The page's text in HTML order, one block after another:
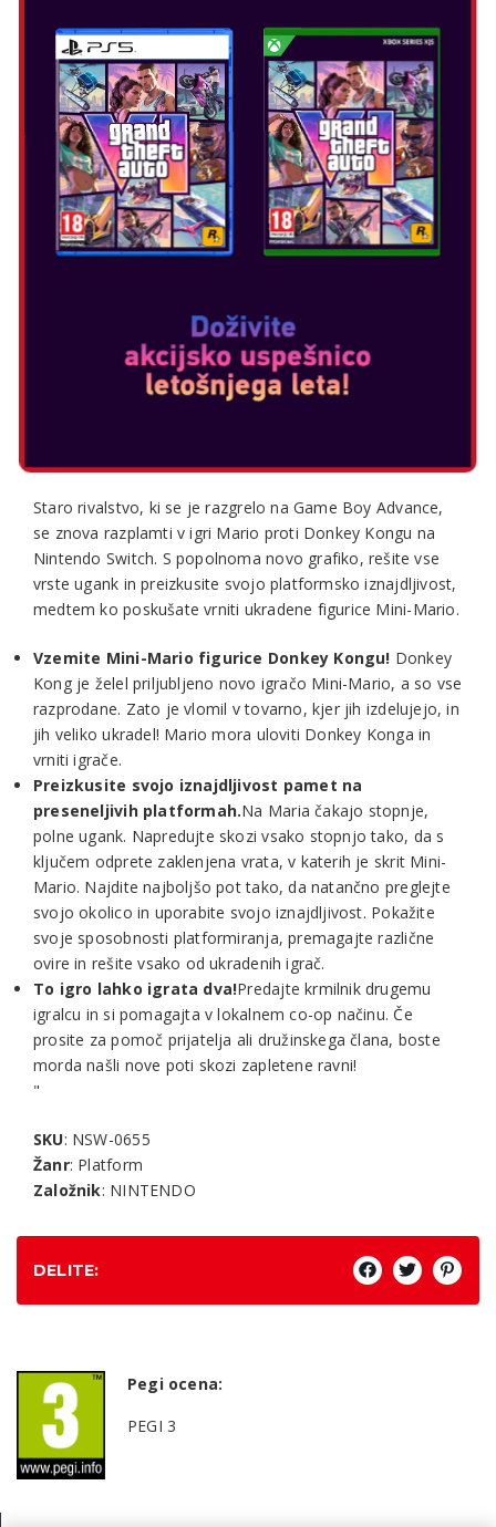
MARIO VS DONKEY KONG
Datum izida: feb 16, 2024
Izberite izdajo:
Staro rivalstvo, ki se je razgrelo na Game Boy Advance,
se znova razplamti v igri Mario proti Donkey Kongu na
Nintendo Switch. S popolnoma novo grafiko, rešite vse
vrste ugank in preizkusite svojo platformsko iznajdljivost,
medtem ko poskušate vrniti ukradene figurice Mini-Mario.
Vzemite Mini-Mario figurice Donkey Kongu! Donkey
Kong je želel priljubljeno novo igračo Mini-Mario, a so vse
razprodane. Zato je vlomil v tovarno, kjer jih izdelujejo, in
jih veliko ukradel! Mario mora uloviti Donkey Konga in
vrniti igrače.
Preizkusite svojo iznajdljivost pamet na
preseneljivih platformah.Na Maria čakajo stopnje,
polne ugank. Napredujte skozi vsako stopnjo tako, da s
ključem odprete zaklenjena vrata, v katerih je skrit Mini-
Mario. Najdite najboljšo pot tako, da natančno preglejte
svojo okolico in uporabite svojo iznajdljivost. Pokažite
svoje sposobnosti platformiranja, premagajte različne
ovire in rešite vsako od ukradenih igrač.
To igro lahko igrata dva!Predajte krmilnik drugemu
igralcu in si pomagajta v lokalnem co-op načinu. Če
prosite za pomoč prijatelja ali družinskega člana, boste
morda našli nove poti skozi zapletene ravni!
"
SKU: NSW-0655
Žanr: Platform
Založnik: NINTENDO
DELITE:
Pegi ocena:
PEGI 3